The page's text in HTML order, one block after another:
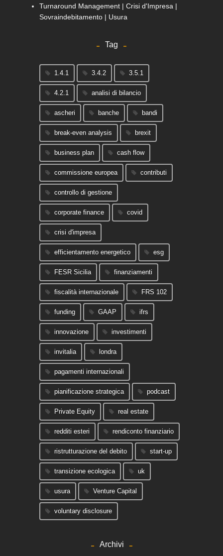
Turnaround Management | Crisi d'Impresa |
Sovraindebitamento | Usura
Tag
1.4.1 3.4.2 3.5.1
4.2.1 analisi di bilancio
ascheri banche bandi
break-even analysis brexit
business plan cash flow
commissione europea contributi
controllo di gestione
corporate finance covid
crisi d'impresa
efficientamento energetico esg
FESR Sicilia finanziamenti
fiscalità internazionale FRS 102
funding GAAP ifrs
innovazione investimenti
invitalia londra
pagamenti internazionali
pianificazione strategica podcast
Private Equity real estate
redditi esteri rendiconto finanziario
ristrutturazione del debito start-up
transizione ecologica uk
usura Venture Capital
voluntary disclosure
Archivi